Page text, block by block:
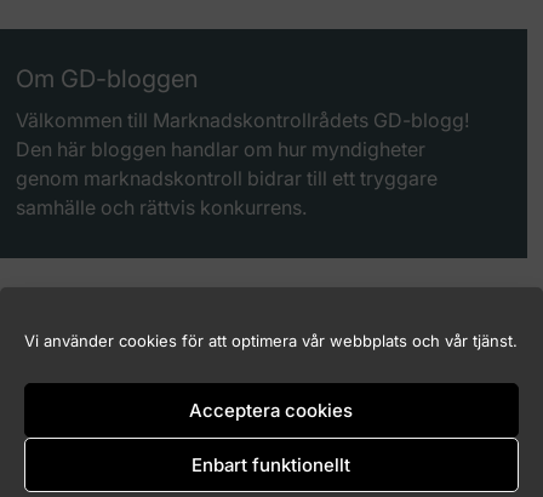
Vi använder cookies för att optimera vår webbplats och vår tjänst.
Acceptera cookies
Enbart funktionellt
Om GD-bloggen
Välkommen till Marknadskontrollrådets GD-blogg!
Den här bloggen handlar om hur myndigheter
genom marknadskontroll bidrar till ett tryggare
samhälle och rättvis konkurrens.
Logga in (endast för Marknadskontrollrådets medlemmar)
Tillgänglighet för marknadskontroll.se